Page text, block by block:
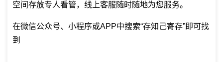
空间存放专人看管，线上客服随时随地为您服务。
在微信公众号、小程序或APP中搜索“存知己寄存”即可找
到